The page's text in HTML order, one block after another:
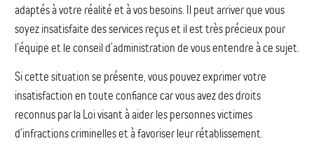
adaptés à votre réalité et à vos besoins. Il peut arriver que vous
soyez insatisfaite des services reçus et il est très précieux pour
l’équipe et le conseil d’administration de vous entendre à ce sujet.
Si cette situation se présente, vous pouvez exprimer votre
insatisfaction en toute confiance car vous avez des droits
reconnus par la Loi visant à aider les personnes victimes
d’infractions criminelles et à favoriser leur rétablissement.